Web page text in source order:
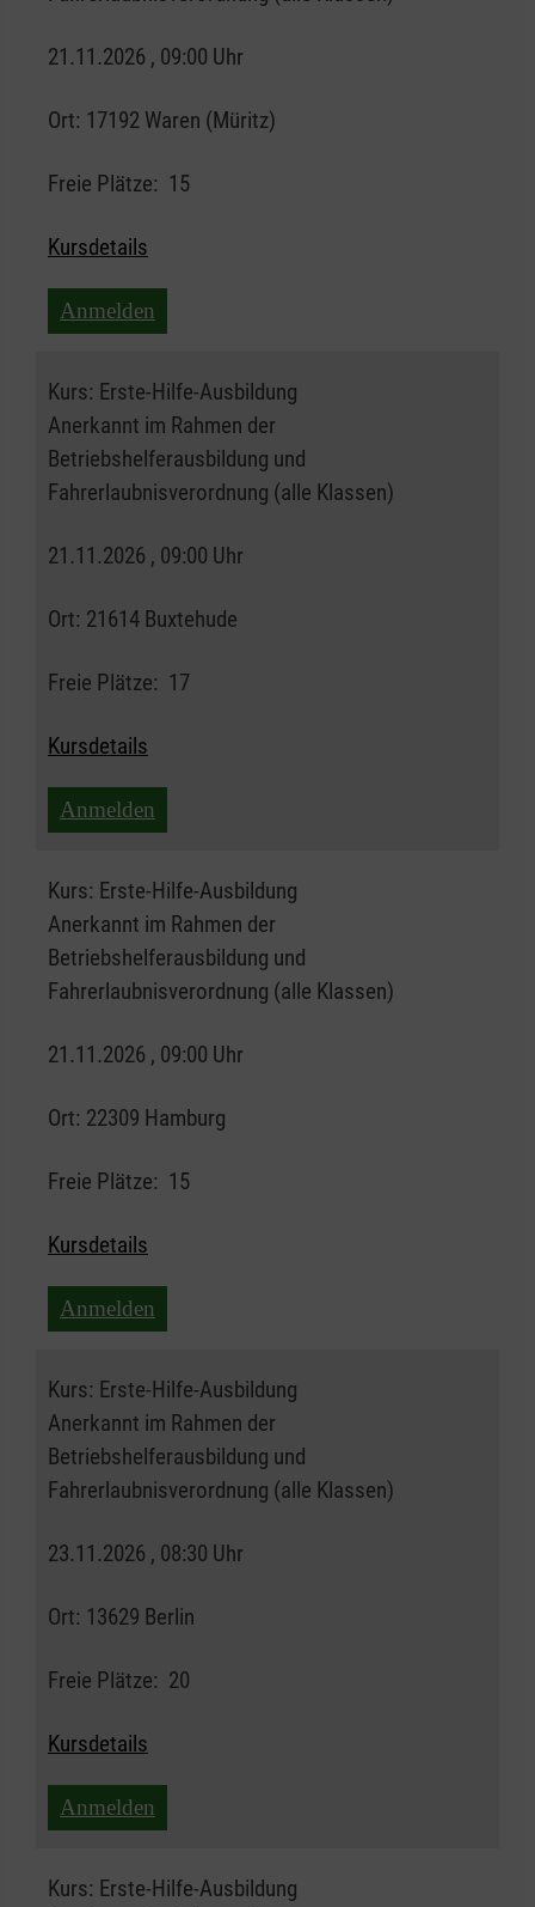
21.11.2026 , 09:00 Uhr
Ort: 17192 Waren (Müritz)
Freie Plätze: 15
Kursdetails
Anmelden
Kurs: Erste-Hilfe-Ausbildung
Anerkannt im Rahmen der
Betriebshelferausbildung und
Fahrerlaubnisverordnung (alle Klassen)
21.11.2026 , 09:00 Uhr
Ort: 21614 Buxtehude
Freie Plätze: 17
Kursdetails
Anmelden
Kurs: Erste-Hilfe-Ausbildung
Anerkannt im Rahmen der
Betriebshelferausbildung und
Fahrerlaubnisverordnung (alle Klassen)
21.11.2026 , 09:00 Uhr
Ort: 22309 Hamburg
Freie Plätze: 15
Kursdetails
Anmelden
Kurs: Erste-Hilfe-Ausbildung
Anerkannt im Rahmen der
Betriebshelferausbildung und
Fahrerlaubnisverordnung (alle Klassen)
23.11.2026 , 08:30 Uhr
Ort: 13629 Berlin
Freie Plätze: 20
Kursdetails
Anmelden
Kurs: Erste-Hilfe-Ausbildung